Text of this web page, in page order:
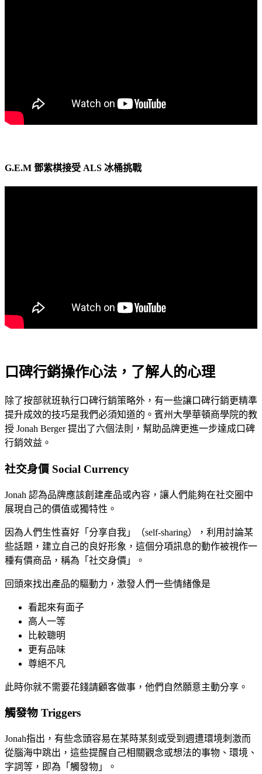
G.E.M 鄧紫棋接受 ALS 冰桶挑戰
口碑行銷操作心法，了解人的心理
除了按部就班執行口碑行銷策略外，有一些讓口碑行銷更精準
提升成效的技巧是我們必須知道的。賓州大學華頓商學院的教
授 Jonah Berger 提出了六個法則，幫助品牌更進一步達成口碑
行銷效益。
社交身價 Social Currency
Jonah 認為品牌應該創建產品或內容，讓人們能夠在社交圈中
展現自己的價值或獨特性。
因為人們生性喜好「分享自我」（self-sharing），利用討論某
些話題，建立自己的良好形象，這個分項訊息的動作被視作一
種有價商品，稱為「社交身價」。
回頭來找出產品的驅動力，激發人們一些情緒像是
看起來有面子
高人一等
比較聰明
更有品味
尊絕不凡
此時你就不需要花錢請顧客做事，他們自然願意主動分享。
觸發物 Triggers
Jonah指出，有些念頭容易在某時某刻或受到週遭環境刺激而
從腦海中跳出，這些提醒自己相關觀念或想法的事物、環境、
字詞等，即為「觸發物」。